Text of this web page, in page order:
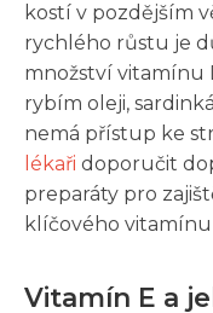
kostí v pozdějším
rychlého růstu je
množství vitamínu
rybím oleji,
nemá přístup ke
lékaři doporučit
preparáty pro
klíčového vitamínu
Vitamín E a